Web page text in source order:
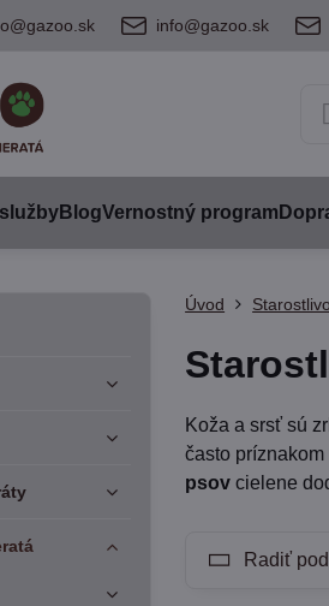
info@gazoo.sk
BlogVernostný program
Úvod
Koža a srsť sú
často
psov cielene
Radiť